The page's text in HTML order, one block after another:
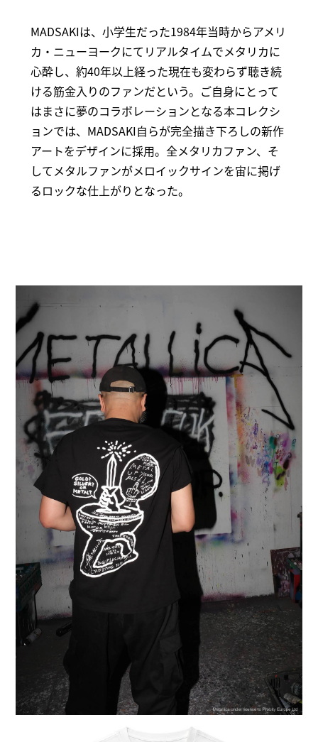
MADSAKIは、小学生だった1984年当時からアメリ
カ・ニューヨークにてリアルタイムでメタリカに
心酔し、約40年以上経った現在も変わらず聴き続
ける筋金入りのファンだという。ご自身にとって
はまさに夢のコラボレーションとなる本コレクシ
ョンでは、MADSAKI自らが完全描き下ろしの新作
アートをデザインに採用。全メタリカファン、そ
してメタルファンがメロイックサインを宙に掲げ
るロックな仕上がりとなった。